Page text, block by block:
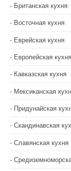
Британская кухня
Восточная кухня
Еврейская кухня
Европейская кухня
Кавказская кухня
Мексиканская
Придунайская
Скандинавская
Славянская кухня